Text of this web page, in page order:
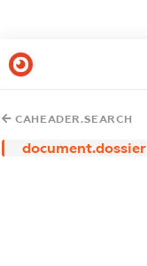
CAHEADER.SEARCH
document.dossier